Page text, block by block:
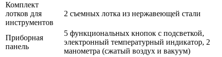
Комплект
лотков для
инструментов
2 съемных лотка из нержавеющей стали
Приборная
панель
5 функциональных кнопок с подсветкой,
электронный температурный индикатор, 2
манометра (сжатый воздух и вакуум)